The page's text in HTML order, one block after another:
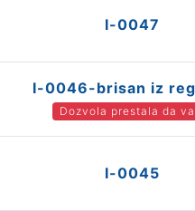
I-0047
I-0046-brisan iz
Dozvola prestala da
I-0045